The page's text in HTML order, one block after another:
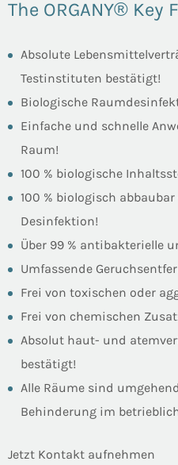
The ORGANY® Key
Absolute
Testinstituten bestätigt!
Biologische
Einfache und schnelle
Raum!
100 % biologische
100 % biologisch
Desinfektion!
Über 99 % antibakterielle
Umfassende
Frei von toxischen oder
Frei von chemischen
Absolut haut- und
bestätigt!
Alle Räume sind
Behinderung im
Jetzt Kontakt aufnehmen